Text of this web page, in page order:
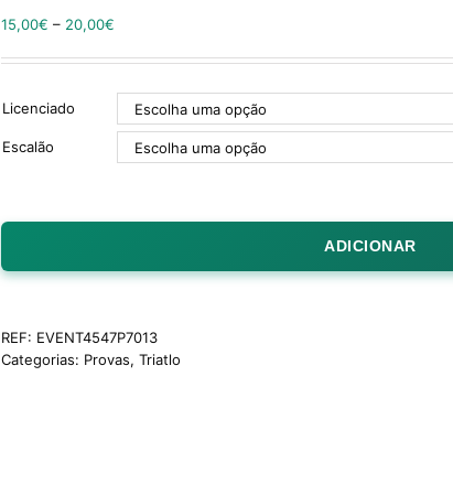
15,00€ – 20,00€
Licenciado
Escalão
ADICIONAR
REF: EVENT4547P7013
Categorias: Provas, Triatlo